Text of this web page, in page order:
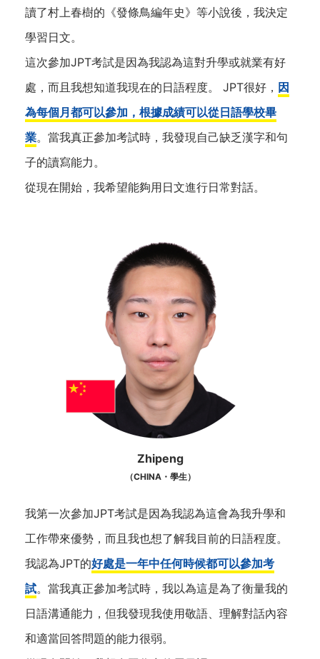
讀了村上春樹的《發條鳥編年史》等小說後，我決定
學習日文。
這次參加JPT考試是因為我認為這對升學或就業有好
處，而且我想知道我現在的日語程度。 JPT很好， 因
為每個月都可以參加，根據成績可以從日語學校畢
業。當我真正參加考試時，我發現自己缺乏漢字和句
子的讀寫能力。
從現在開始，我希望能夠用日文進行日常對話。
Zhipeng
（CHINA・學生）
我第一次參加JPT考試是因為我認為這會為我升學和
工作帶來優勢，而且我也想了解我目前的日語程度。
我認為JPT的好處是一年中任何時候都可以參加考
試。當我真正參加考試時，我以為這是為了衡量我的
日語溝通能力，但我發現我使用敬語、理解對話內容
和適當回答問題的能力很弱。